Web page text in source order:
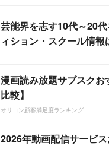
芸能界を志す10代～20
ィション・スクール情
漫画読み放題サブスクお
比較】
オリコン顧客満足度ランキング
2026年動画配信サービ